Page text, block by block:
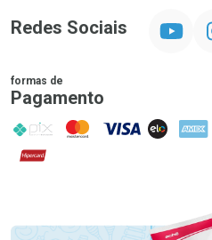
Redes Sociais
formas de
Pagamento
PIX MasterCard
VISA ELO AMEX
Hipercard
Promoção em